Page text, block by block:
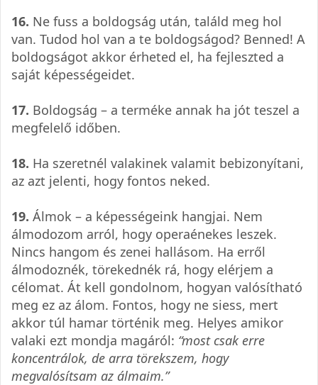
16. Ne fuss a boldogság után, találd meg hol
van. Tudod hol van a te boldogságod? Benned! A
boldogságot akkor érheted el, ha fejleszted a
saját képességeidet.
17. Boldogság – a terméke annak ha jót teszel a
megfelelő időben.
18. Ha szeretnél valakinek valamit bebizonyítani,
az azt jelenti, hogy fontos neked.
19. Álmok – a képességeink hangjai. Nem
álmodozom arról, hogy operaénekes leszek.
Nincs hangom és zenei hallásom. Ha erről
álmodoznék, törekednék rá, hogy elérjem a
célomat. Át kell gondolnom, hogyan valósítható
meg ez az álom. Fontos, hogy ne siess, mert
akkor túl hamar történik meg. Helyes amikor
valaki ezt mondja magáról: “most csak erre
koncentrálok, de arra törekszem, hogy
megvalósítsam az álmaim.”